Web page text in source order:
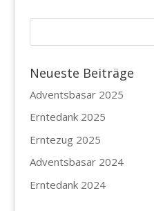
Neueste Beiträge
Adventsbasar 2025
Erntedank 2025
Erntezug 2025
Adventsbasar 2024
Erntedank 2024